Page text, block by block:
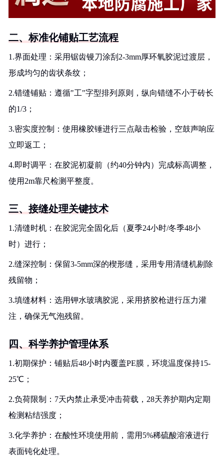
二、标准化铺贴工艺流程
1.界面处理：采用锯齿镘刀涂刮2-3mm厚环氧胶泥过渡层，
形成均匀的齿状条纹；
2.错缝铺贴：遵循"工"字型排列原则，纵向错缝不小于砖长
的1/3；
3.密实度控制：使用橡胶锤进行三点敲击检验，空鼓声响应
立即返工；
4.即时调平：在胶泥初凝前（约40分钟内）完成标高调整，
使用2m靠尺检测平整度。
三、接缝处理关键技术
1.清缝时机：在胶泥完全固化后（夏季24小时/冬季48小
时）进行；
2.缝深控制：保留3-5mm深的楔形缝，采用专用清缝机剔除
残留物；
3.填缝材料：选用钾水玻璃胶泥，采用挤胶枪进行压力灌
注，确保无气泡残留。
四、科学养护管理体系
1.初期保护：铺贴后48小时内覆盖PE膜，环境温度保持15-
25℃；
2.负荷限制：7天内禁止承受冲击荷载，28天养护期内定期
检测粘结强度；
3.化学养护：在酸性环境使用前，需用5%稀硫酸溶液进行
表面钝化处理。